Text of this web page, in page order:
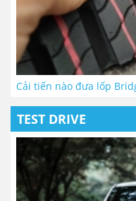
Cải tiến nào đưa lốp
TEST DRIVE